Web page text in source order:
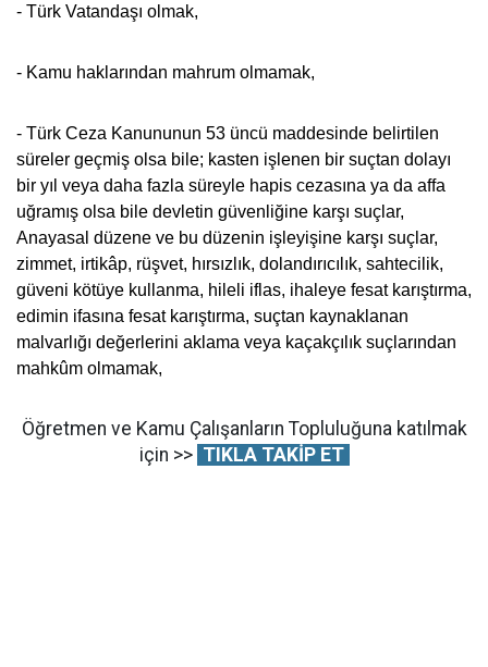
- Türk Vatandaşı olmak,
- Kamu haklarından mahrum olmamak,
- Türk Ceza Kanununun 53 üncü maddesinde belirtilen
süreler geçmiş olsa bile; kasten işlenen bir suçtan dolayı
bir yıl veya daha fazla süreyle hapis cezasına ya da affa
uğramış olsa bile devletin güvenliğine karşı suçlar,
Anayasal düzene ve bu düzenin işleyişine karşı suçlar,
zimmet, irtikâp, rüşvet, hırsızlık, dolandırıcılık, sahtecilik,
güveni kötüye kullanma, hileli iflas, ihaleye fesat karıştırma,
edimin ifasına fesat karıştırma, suçtan kaynaklanan
malvarlığı değerlerini aklama veya kaçakçılık suçlarından
mahkûm olmamak,
Öğretmen ve Kamu Çalışanların Topluluğuna katılmak
için >> TIKLA TAKİP ET